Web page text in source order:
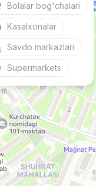
Bolalar bog'chalari
Kasalxonalar
Savdo markazlari
Supermarkets